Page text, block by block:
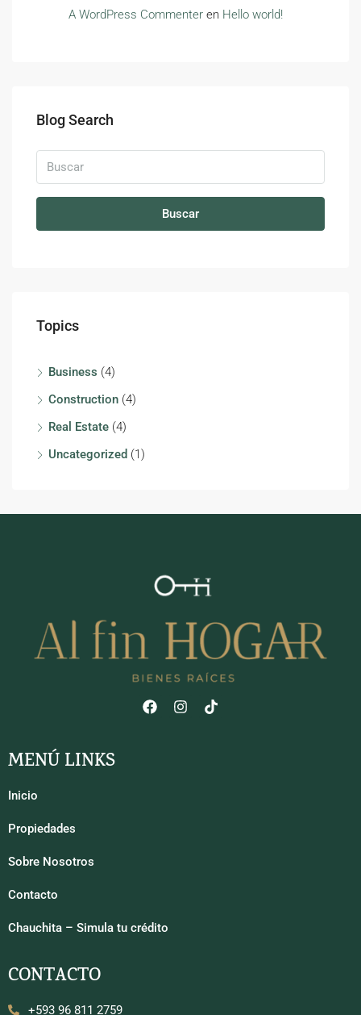
A WordPress Commenter en Hello world!
Blog Search
Buscar
Topics
Business (4)
Construction (4)
Real Estate (4)
Uncategorized (1)
MENÚ LINKS
Inicio
Propiedades
Sobre Nosotros
Contacto
Chauchita – Simula tu crédito
CONTACTO
+593 96 811 2759